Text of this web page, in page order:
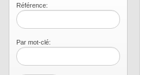
Référence:
Par mot-clé: